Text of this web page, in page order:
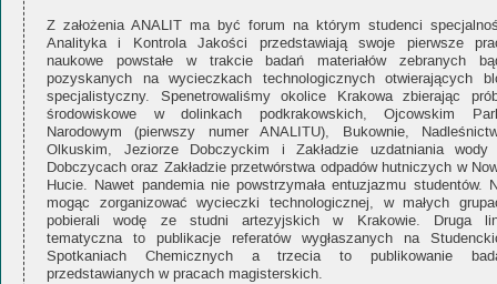
Z założenia ANALIT ma być forum na którym studenci
Analityka i Kontrola Jakości przedstawiają swoje pierwsze
naukowe powstałe w trakcie badań materiałów zebranych
pozyskanych na wycieczkach technologicznych otwierających
specjalistyczny. Spenetrowaliśmy okolice Krakowa zbierając
środowiskowe w dolinkach podkrakowskich, Ojcowskim
Narodowym (pierwszy numer ANALITU), Bukownie,
Olkuskim, Jeziorze Dobczyckim i Zakładzie uzdatniania wody
Dobczycach oraz Zakładzie przetwórstwa odpadów hutniczych w
Hucie. Nawet pandemia nie powstrzymała entuzjazmu studentów.
mogąc zorganizować wycieczki technologicznej, w małych
pobierali wodę ze studni artezyjskich w Krakowie. Druga
tematyczna to publikacje referatów wygłaszanych na
Spotkaniach Chemicznych a trzecia to publikowanie
przedstawianych w pracach magisterskich.